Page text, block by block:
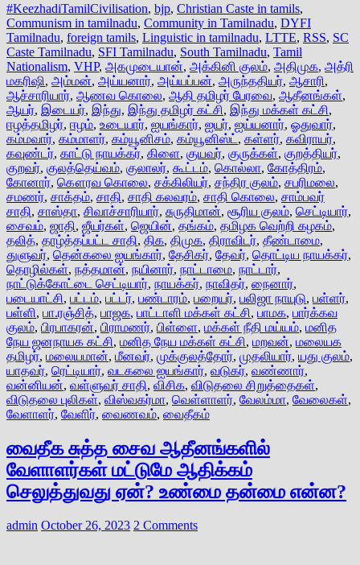
#KeezhadiTamilCivilisation, bjp, Christian Caste in tamils,
Communism in tamilnadu, Community in Tamilnadu, DYFI
Tamilnadu, foreign tamils, Linguistic in tamilnadu, LTTE, RSS, SC
Caste Tamilnadu, SFI Tamilnadu, South Tamilnadu, Tamil
Nationalism, VHP, அகமுடையான், அக்கினி குலம், அதிமுக, அத்ரி
மகரிஷி, அம்மன், அய்யனார், அய்யப்பன், அருந்ததியர், ஆசாரி,
ஆச்சாரியார், ஆணவ கொலை, ஆதி தமிழர் பேரவை, ஆதீனங்கள்,
ஆயர், இடையர், இந்து, இந்து தமிழர் கட்சி, இந்து மக்கள் கட்சி,
ஈழத்தமிழர், ஈழம், உடையார், ஐயங்கார், ஐயர், ஐய்யனார், ஓதுவார்,
கம்மவார், கம்மாளர், கம்யூனிசம், கம்யூனிஸ்ட் , கள்ளர், கவிராயர்,
கவுண்டர், காட்டு நாயக்கர், கிளை, குயவர், குருக்கள், குறத்தியர்,
குறவர், குலத்தெய்வம், குலாலர், கூட்டம், கொல்லா, கோத்திரம்,
கோனார், கௌரவ கொலை, சக்கிலியர், சந்திர குலம், சபரிமலை,
சமணர், சாக்தம், சாதி, சாதி கலவரம், சாதி கொலை, சாம்பவர்
சாதி, சாஸ்தா, சிவாச்சாரியார், சுருதிமான், சூரிய குலம், செட்டியார்,
சைவம், ஜாதி, ஜீயர்கள், ஜெயின், தங்கம், தமிழக வெற்றி கழகம்,
தலித், தாழ்த்தப்பட்ட சாதி, திக, திமுக, திராவிடர், தீண்டாமை,
துளுவர், தென்கலை ஐயங்கார், தேசிகர், தேவர், தொட்டிய நாயக்கர்,
தொழில்கள், நத்தமான், நயினார், நாட்டாமை, நாட்டார்,
நாட்டுக்கோட்டை செட்டியார், நாயக்கர், நாவிதர், நைனார்,
படையாட்சி, பட்டம், பட்டர், பண்டாரம், பறையர், பலிஜா நாயுடு, பள்ளர்,
பள்ளி, பா.ரஞ்சித், பாஜக, பாட்டாளி மக்கள் கட்சி, பாமக, பார்க்கவ
குலம், பிரபாகரன், பிராமணர், பிள்ளை, மக்கள் நீதி மய்யம், மனித
நேய ஜனநாயக கட்சி, மனித நேய மக்கள் கட்சி, மறவன், மலையக
தமிழர், மலையமான், மீனவர், முக்குலத்தோர், முதலியார், யது குலம்,
யாதவர், ரெட்டியார், வடகலை ஐயங்கார், வடுகர், வண்ணார்,
வன்னியன், வள்ளுவர் சாதி, விசிக, விடுதலை சிறுத்தைகள்,
விடுதலை புலிகள், விஸ்வகர்மா, வெள்ளாளர், வேலம்மா, வேலைகள்,
வேளாளர், வேளிர், வைணவம், வைதீகம்
வைதீக சுத்த சைவ ஆதீனங்களில்
வேளாளர்கள் மட்டுமே ஆதிக்கம்
செலுத்துவது ஏன்? உண்மை தன்மை என்ன?
admin October 26, 2023 2 Comments